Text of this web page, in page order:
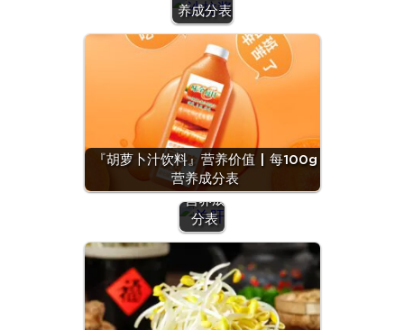
养成分表
『胡萝卜汁饮料』营养价值 | 每100g
营养成分表
『羊
肝』营
养价值
| 每
100g
营养成
分表